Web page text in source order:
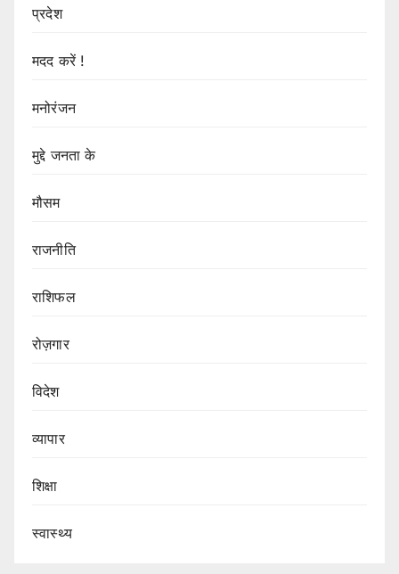
प्रदेश
मदद करें !
मनोरंजन
मुद्दे जनता के
मौसम
राजनीति
राशिफल
रोज़गार
विदेश
व्यापार
शिक्षा
स्वास्थ्य